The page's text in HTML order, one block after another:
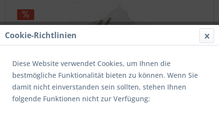
Schnürsenkel Oval
Inhalt1 Stück
Cookie-Richtlinien
Diese Website verwendet Cookies, um Ihnen die
bestmögliche Funktionalität bieten zu können. Wenn Sie
damit nicht einverstanden sein sollten, stehen Ihnen
folgende Funktionen nicht zur Verfügung: